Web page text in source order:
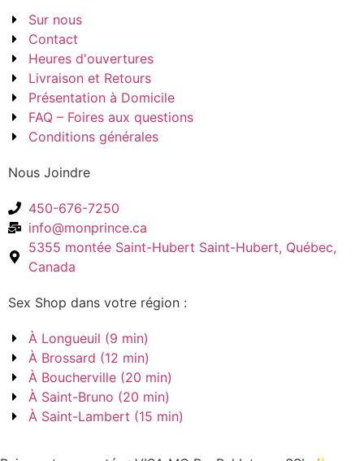
Sur nous
Contact
Heures d'ouvertures
Livraison et Retours
Présentation à Domicile
FAQ – Foires aux questions
Conditions générales
Nous Joindre
450-676-7250
info@monprince.ca
5355 montée Saint-Hubert Saint-Hubert, Québec,
Canada
Sex Shop dans votre région :
À Longueuil (9 min)
À Brossard (12 min)
À Boucherville (20 min)
À Saint-Bruno (20 min)
À Saint-Lambert (15 min)